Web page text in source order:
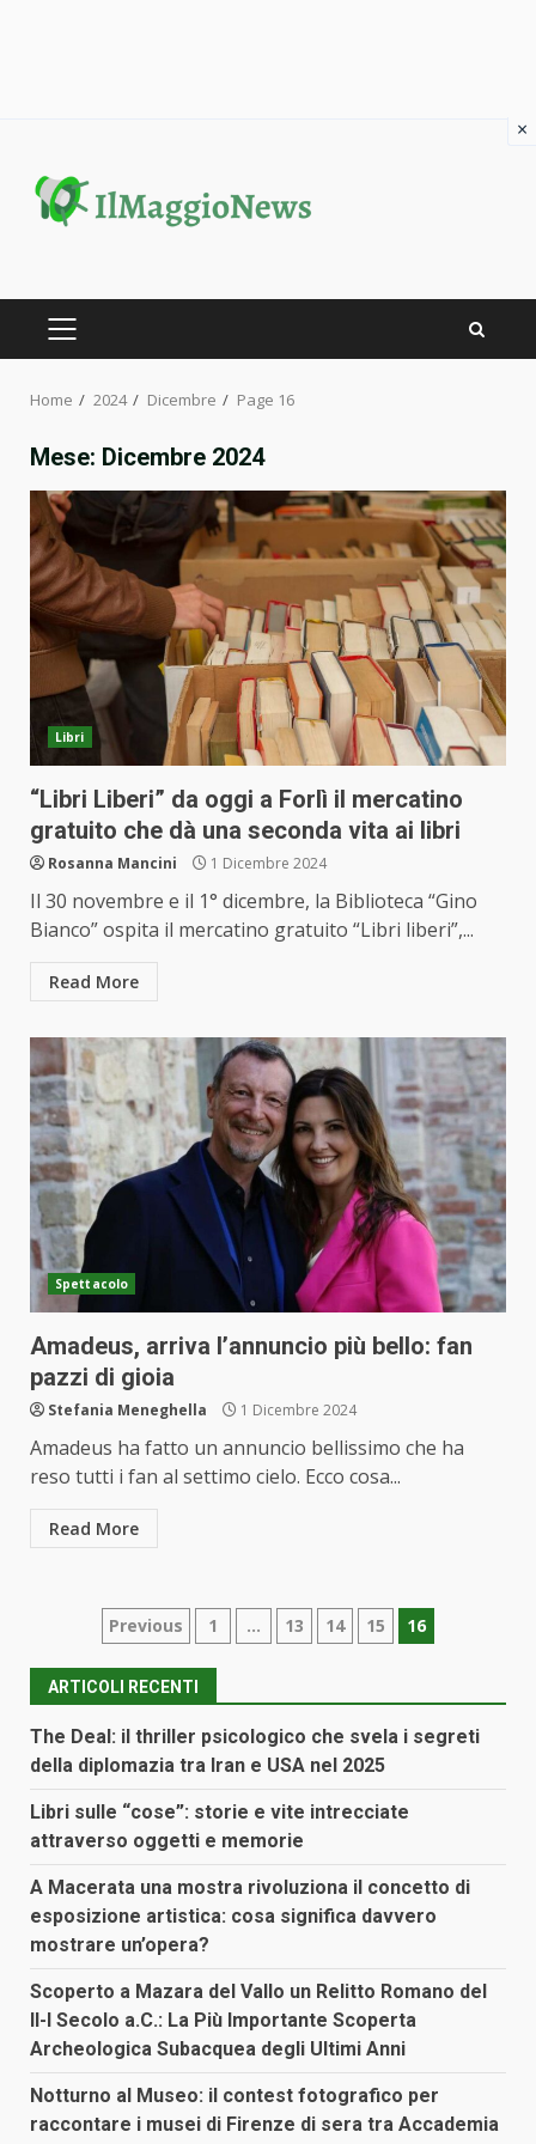
content
PRIMARY
Home 2024 Dicembre Page 16
Mese: Dicembre 2024
Libri
“Libri Liberi” da oggi a Forlì il mercatino
gratuito che dà una seconda vita ai libri
Rosanna Mancini 1 Dicembre 2024
Il 30 novembre e il 1° dicembre, la Biblioteca “Gino
Bianco” ospita il mercatino gratuito “Libri liberi”,...
Read More
Spettacolo
Amadeus, arriva l’annuncio più bello: fan
pazzi di gioia
Stefania Meneghella 1 Dicembre 2024
Amadeus ha fatto un annuncio bellissimo che ha
reso tutti i fan al settimo cielo. Ecco cosa...
Read More
Paginazione
degli
articoli
Previous 1 … 13 14 15 16
ARTICOLI RECENTI
The Deal: il thriller psicologico che svela i segreti
della diplomazia tra Iran e USA nel 2025
Libri sulle “cose”: storie e vite intrecciate
attraverso oggetti e memorie
A Macerata una mostra rivoluziona il concetto di
esposizione artistica: cosa significa davvero
mostrare un’opera?
Scoperto a Mazara del Vallo un Relitto Romano del
II-I Secolo a.C.: La Più Importante Scoperta
Archeologica Subacquea degli Ultimi Anni
Notturno al Museo: il contest fotografico per
raccontare i musei di Firenze di sera tra Accademia
×